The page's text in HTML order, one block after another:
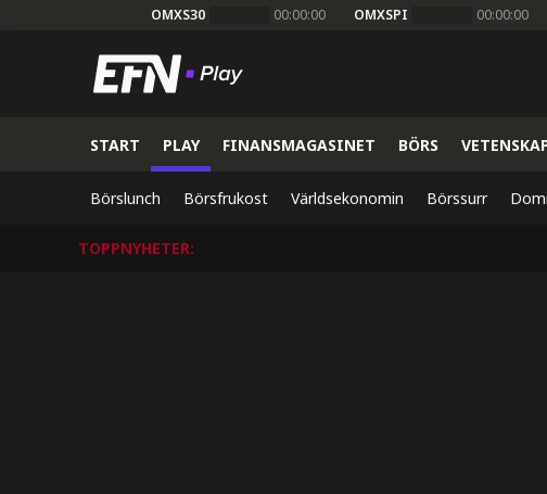
OMXS30 00:00:00 OMXSPI 00:00:00
START PLAY FINANSMAGASINET BÖRS
Börslunch Börsfrukost Världsekonomin Börssurr
TOPPNYHETER: